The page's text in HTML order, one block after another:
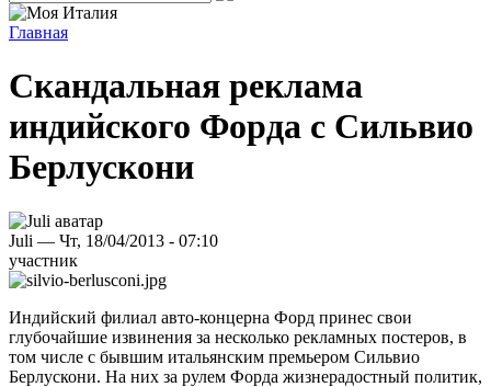
Главная
Скандальная реклама
индийского Форда с Сильвио
Берлускони
Juli — Чт, 18/04/2013 - 07:10
участник
Индийский филиал авто-концерна Форд принес свои
глубочайшие извинения за несколько рекламных постеров, в
том числе с бывшим итальянским премьером Сильвио
Берлускони. На них за рулем Форда жизнерадостный политик,